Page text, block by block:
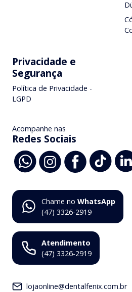
Privacidade e
Segurança
Política de Privacidade -
LGPD
Acompanhe nas
Redes Sociais
Chame no WhatsApp
(47) 3326-2919
Atendimento
(47) 3326-2919
lojaonline@dentalfenix.com.br